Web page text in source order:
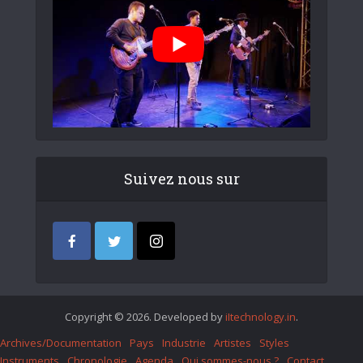
Suivez nous sur
Copyright © 2026. Developed by iItechnology.in.
Archives/Documentation
Pays Industrie Artistes
Styles